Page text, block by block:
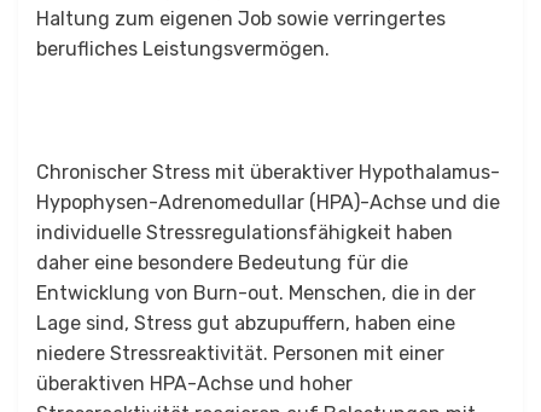
Haltung zum eigenen Job sowie verringertes
berufliches Leistungsvermögen.
Chronischer Stress mit überaktiver Hypothalamus-
Hypophysen-Adrenomedullar (HPA)-Achse und die
individuelle Stressregulationsfähigkeit haben
daher eine besondere Bedeutung für die
Entwicklung von Burn-out. Menschen, die in der
Lage sind, Stress gut abzupuffern, haben eine
niedere Stressreaktivität. Personen mit einer
überaktiven HPA-Achse und hoher